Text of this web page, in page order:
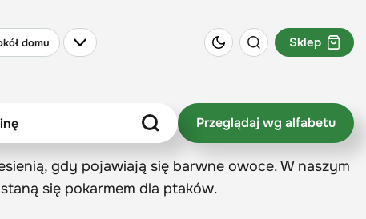
domu Sklep
Przeglądaj wg alfabetu
gdy pojawiają się barwne owoce. W naszym
się pokarmem dla ptaków.